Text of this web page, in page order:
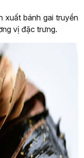
xuất bánh gai truyền
vị đặc trưng.